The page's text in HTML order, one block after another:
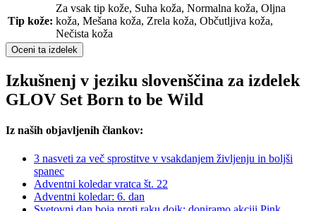
Tip kože:
Za vsak tip kože, Suha koža, Normalna koža, Oljna
koža, Mešana koža, Zrela koža, Občutljiva koža,
Nečista koža
Oceni ta izdelek
Izkušnenj v jeziku slovenščina za izdelek
GLOV Set Born to be Wild
Iz naših objavljenih člankov:
3 nasveti za več sprostitve v vsakdanjem življenju in boljši
spanec
Adventni koledar vratca št. 22
Adventni koledar: 6. dan